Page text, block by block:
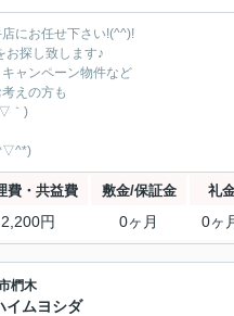
にお任せ下さい!(^^)!
お探し致します♪
ャンペーン物件など
えの方も
｀)
費・共益費 敷金/保証金 礼
2,200円 0ヶ月 0ヶ
椚木
イムヨシダ